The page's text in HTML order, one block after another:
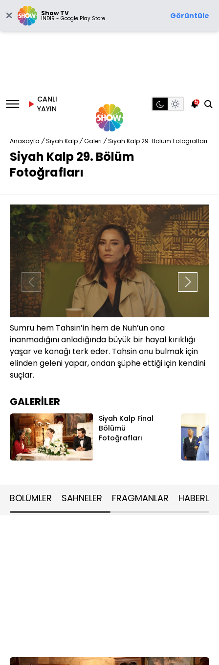
Show TV
İNDİR - Google Play Store Görüntüle
CANLI
YAYIN
5
Anasayfa / Siyah Kalp / Galeri / Siyah Kalp 29. Bölüm Fotoğrafları
Siyah Kalp 29. Bölüm
Fotoğrafları
Sumru hem Tahsin’in hem de Nuh’un ona
inanmadığını anladığında büyük bir hayal kırıklığı
yaşar ve konağı terk eder. Tahsin onu bulmak için
elinden geleni yapar, ondan şüphe ettiği için kendini
suçlar.
GALERİLER
Siyah Kalp Final
Bölümü
Fotoğrafları
BÖLÜMLER SAHNELER FRAGMANLAR HABERLER